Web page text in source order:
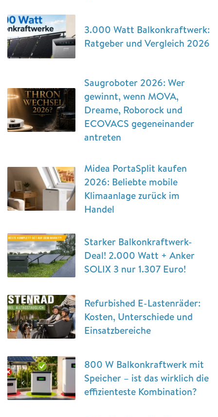
3.000 Watt Balkonkraftwerk:
Ratgeber und Vergleich 2026
Saugroboter 2026: Wer
gewinnt, wenn MOVA,
Dreame, Roborock und
ECOVACS gegeneinander
antreten
Midea PortaSplit kaufen
2026: Beliebte mobile
Klimaanlage zurück im
Handel
Starker Balkonkraftwerk-
Deal! 2.000 Watt + Anker
SOLIX 3 nur 1.307 Euro!
Refurbished E-Lastenräder:
Kosten, Unterschiede und
Einsatzbereiche
800 W Balkonkraftwerk mit
Speicher – ist das wirklich die
effizienteste Kombination?